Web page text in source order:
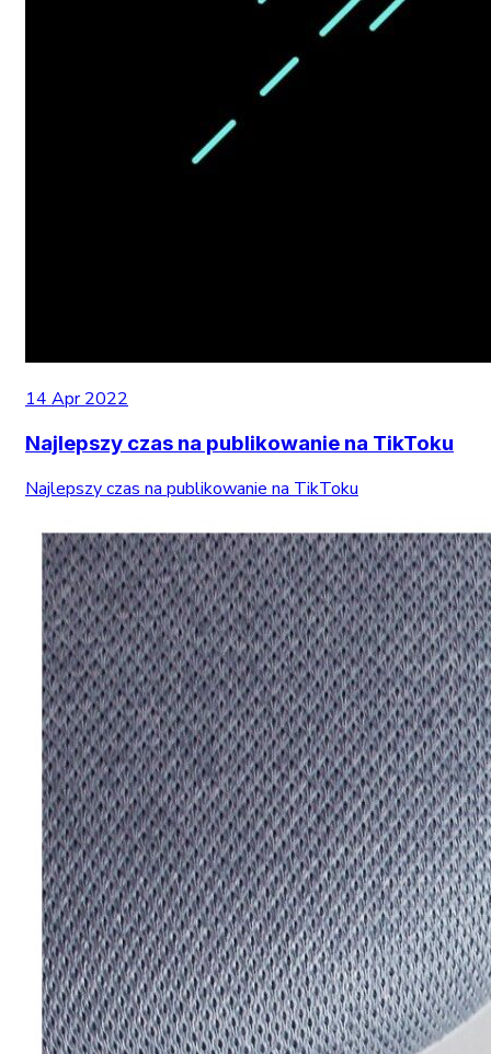
14 Apr 2022
Najlepszy czas na publikowanie na TikToku
Najlepszy czas na publikowanie na TikToku